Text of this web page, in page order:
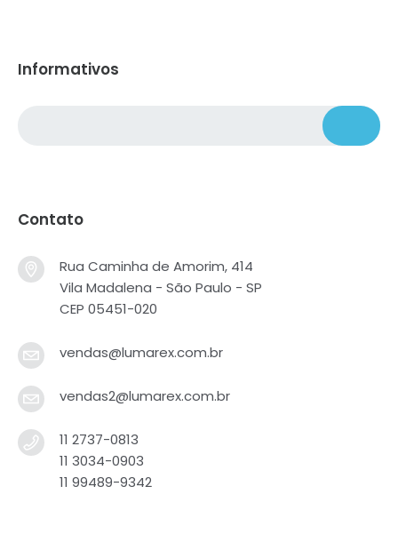
Informativos
Contato
Rua Caminha de Amorim, 414
Vila Madalena - São Paulo - SP
CEP 05451-020
vendas@lumarex.com.br
vendas2@lumarex.com.br
11 2737-0813
11 3034-0903
11 99489-9342